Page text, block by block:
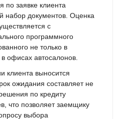
заявке клиента
набор документов. Оценка
с
программного
не только в
офисах автосалонов.
клиента выносится
ожидания составляет не
по кредиту
что позволяет заемщику
выбора